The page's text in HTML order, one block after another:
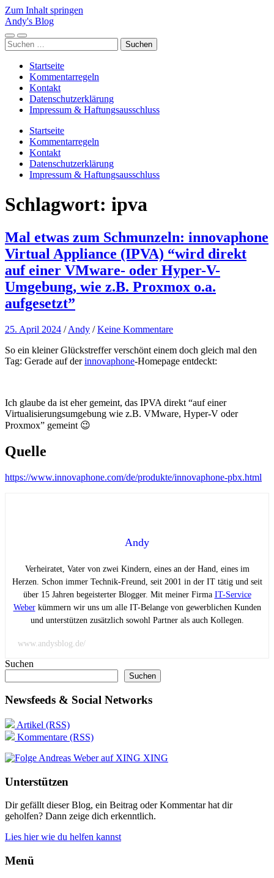
Zum Inhalt springen
Andy's Blog
Mobile-
Menü
Suchfeld
ein-/ausblenden
Suchen
nach:
Startseite
Kommentarregeln
Kontakt
Datenschutzerklärung
Impressum & Haftungsausschluss
Startseite
Kommentarregeln
Kontakt
Datenschutzerklärung
Impressum & Haftungsausschluss
Schlagwort: ipva
Mal etwas zum Schmunzeln: innovaphone
Virtual Appliance (IPVA) “wird direkt
auf einer VMware- oder Hyper-V-
Umgebung, wie z.B. Proxmox o.a.
aufgesetzt”
25. April 2024 /Andy /Keine Kommentare
So ein kleiner Glückstreffer verschönt einem doch gleich mal den
Tag: Gerade auf derinnovaphone-Homepage entdeckt:
Ich glaube da ist eher gemeint, das IPVA direkt “auf einer
Virtualisierungsumgebung wie z.B. VMware, Hyper-V oder
Proxmox” gemeint 😉
Quelle
https://www.innovaphone.com/de/produkte/innovaphone-pbx.html
Andy
Verheiratet, Vater von zwei Kindern, eines an der Hand, eines im
Herzen. Schon immer Technik-Freund, seit 2001 in der IT tätig und seit
über 15 Jahren begeisterter Blogger. Mit meiner Firma IT-Service
Weberkümmern wir uns um alle IT-Belange von gewerblichen Kunden
und unterstützen zusätzlich sowohl Partner als auch Kollegen.
www.andysblog.de/
Suchen
Suchen
Newsfeeds & Social Networks
Artikel (RSS)
Kommentare (RSS)
XING
Unterstützen
Dir gefällt dieser Blog, ein Beitrag oder Kommentar hat dir
geholfen? Dann zeige dich erkenntlich.
Lies hier wie du helfen kannst
Menü